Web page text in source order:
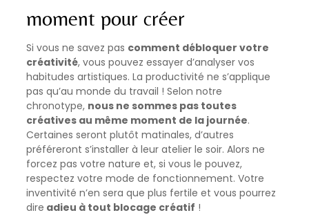
moment pour créer
Si vous ne savez pas comment débloquer votre
créativité, vous pouvez essayer d’analyser vos
habitudes artistiques. La productivité ne s’applique
pas qu’au monde du travail ! Selon notre
chronotype, nous ne sommes pas toutes
créatives au même moment de la journée.
Certaines seront plutôt matinales, d’autres
préféreront s’installer à leur atelier le soir. Alors ne
forcez pas votre nature et, si vous le pouvez,
respectez votre mode de fonctionnement. Votre
inventivité n’en sera que plus fertile et vous pourrez
dire adieu à tout blocage créatif !